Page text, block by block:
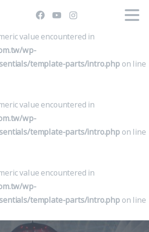
value encountered in
wp-
template-parts/intro.php on line
value encountered in
wp-
template-parts/intro.php on line
value encountered in
wp-
template-parts/intro.php on line